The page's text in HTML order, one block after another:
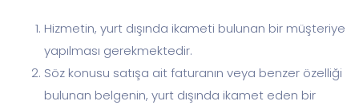
Hizmetin, yurt dışında ikameti bulunan bir müşteriye
yapılması gerekmektedir.
Söz konusu satışa ait faturanın veya benzer özelliği
bulunan belgenin, yurt dışında ikamet eden bir